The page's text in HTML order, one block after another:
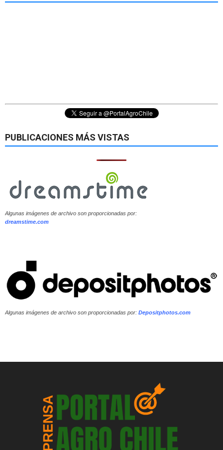
PUBLICACIONES MÁS VISTAS
Algunas imágenes de archivo son proporcionadas por:
dreamstime.com
Algunas imágenes de archivo son proporcionadas por: Depositphotos.com